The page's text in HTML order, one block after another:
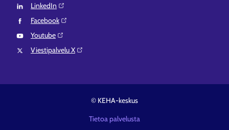
LinkedIn⁠
Facebook⁠
Youtube⁠
Viestipalvelu X⁠
© KEHA-keskus
Tietoa palvelusta